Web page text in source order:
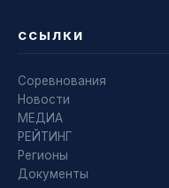
ССЫЛКИ
Соревнования
Новости
МЕДИА
РЕЙТИНГ
Регионы
Документы